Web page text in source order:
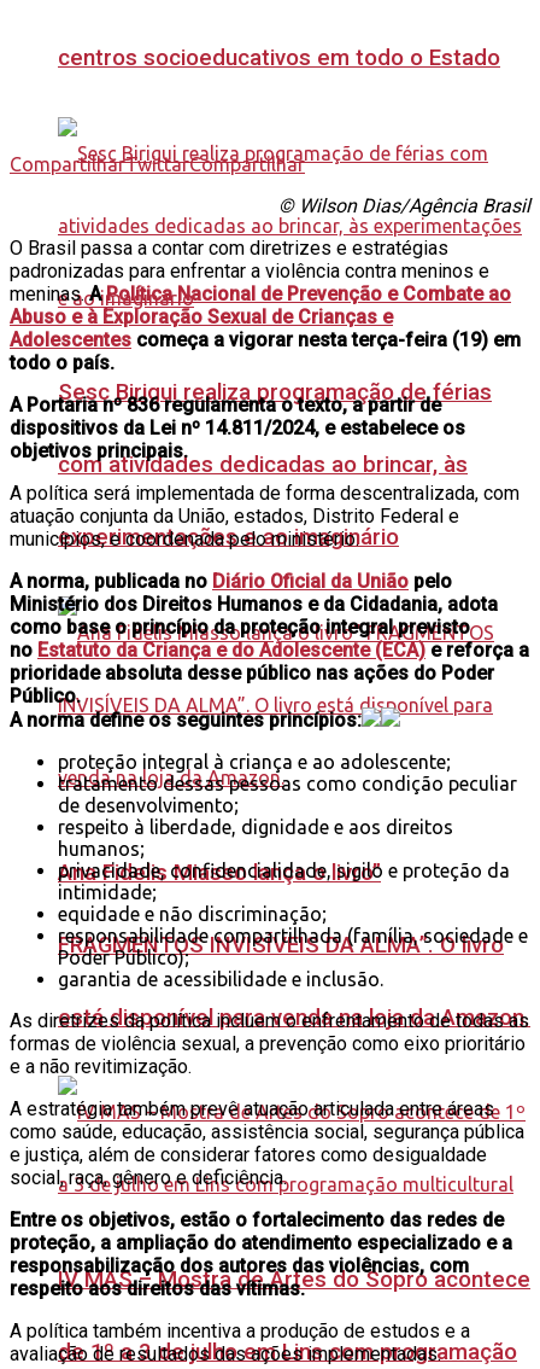
centros socioeducativos em todo o Estado
Sesc Birigui realiza programação de férias
com atividades dedicadas ao brincar, às
experimentações e ao imaginário
Ana Fidelis Miasso lança o livro”
FRAGMENTOS INVISÍVEIS DA ALMA”. O livro
está disponível para venda na loja da Amazon.
IV MAS – Mostra de Artes do Sopro acontece
de 1º a 3 de julho em Lins com programação
CompartilharTwittarCompartilhar
© Wilson Dias/Agência Brasil
O Brasil passa a contar com diretrizes e estratégias
padronizadas para enfrentar a violência contra meninos e
meninas.APolítica Nacional de Prevenção e Combate ao
Abuso e à Exploração Sexual de Crianças e
Adolescentes começa a vigorar nesta terça-feira (19) em
todo o país​.
A Portaria nº 836 regulamenta o texto, a partir de
dispositivos da Lei nº 14.811/2024, e estabelece os
objetivos principais.
A política será implementada de forma descentralizada, com
atuação conjunta da União, estados, Distrito Federal e
municípios, e coordenada pelo ministério.
A norma, publicada no Diário Oficial da União pelo
Ministério dos Direitos Humanos e da Cidadania, adota
como base o princípio da proteção integral previsto
no Estatuto da Criança e do Adolescente (ECA) e reforça a
prioridade absoluta desse público nas ações do Poder
Público.
A norma define os seguintes princípios:
proteção integral à criança e ao adolescente;
tratamento dessas pessoas como condição peculiar
de desenvolvimento;
respeito à liberdade, dignidade e aos direitos
humanos;
privacidade, confidencialidade, sigilo e proteção da
intimidade;
equidade e não discriminação;
responsabilidade compartilhada (família, sociedade e
Poder Público);
garantia de acessibilidade e inclusão.
As diretrizes da política incluem o enfrentamento de todas as
formas de violência sexual, a prevenção como eixo prioritário
e a não revitimização.
A estratégia também prevê atuação articulada entre áreas
como saúde, educação, assistência social, segurança pública
e justiça, além de considerar fatores como desigualdade
social, raça, gênero e deficiência.
Entre os objetivos, estão o fortalecimento das redes de
proteção, a ampliação do atendimento especializado e a
responsabilização dos autores das violências, com
respeito aos direitos das vítimas.
A política também incentiva a produção de estudos e a
avaliação de resultados das ações implementadas.